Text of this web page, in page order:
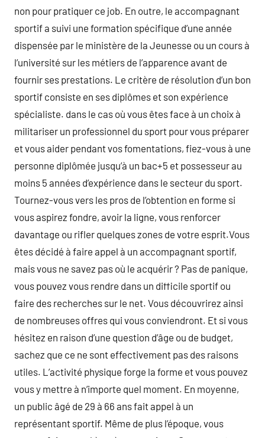
non pour pratiquer ce job. En outre, le accompagnant
sportif a suivi une formation spécifique d’une année
dispensée par le ministère de la Jeunesse ou un cours à
l’université sur les métiers de l’apparence avant de
fournir ses prestations. Le critère de résolution d’un bon
sportif consiste en ses diplômes et son expérience
spécialiste. dans le cas où vous êtes face à un choix à
militariser un professionnel du sport pour vous préparer
et vous aider pendant vos fomentations, fiez-vous à une
personne diplômée jusqu’à un bac+5 et possesseur au
moins 5 années d’expérience dans le secteur du sport.
Tournez-vous vers les pros de l’obtention en forme si
vous aspirez fondre, avoir la ligne, vous renforcer
davantage ou rifler quelques zones de votre esprit.Vous
êtes décidé à faire appel à un accompagnant sportif,
mais vous ne savez pas où le acquérir ? Pas de panique,
vous pouvez vous rendre dans un difficile sportif ou
faire des recherches sur le net. Vous découvrirez ainsi
de nombreuses offres qui vous conviendront. Et si vous
hésitez en raison d’une question d’âge ou de budget,
sachez que ce ne sont effectivement pas des raisons
utiles. L’activité physique forge la forme et vous pouvez
vous y mettre à n’importe quel moment. En moyenne,
un public âgé de 29 à 66 ans fait appel à un
représentant sportif. Même de plus l’époque, vous